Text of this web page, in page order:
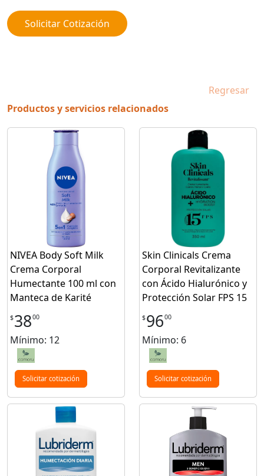
Solicitar Cotización
Regresar
Productos y servicios relacionados
NIVEA Body Soft Milk
Crema Corporal
Humectante 100 ml con
Manteca de Karité
$3800
Mínimo: 12
Solicitar cotización
Skin Clinicals Crema
Corporal Revitalizante
con Ácido Hialurónico y
Protección Solar FPS 15
$9600
Mínimo: 6
Solicitar cotización